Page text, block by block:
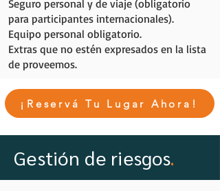
Seguro personal y de viaje (obligatorio
para participantes internacionales).
Equipo personal obligatorio.
Extras que no estén expresados en la lista
de proveemos.
¡Reservá Tu Lugar Ahora!
Gestión de riesgos.